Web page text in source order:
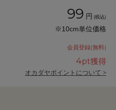
99 円 (税込)
※10cm単位価格
会員登録(無料)
4pt獲得
オカダヤポイントについて >